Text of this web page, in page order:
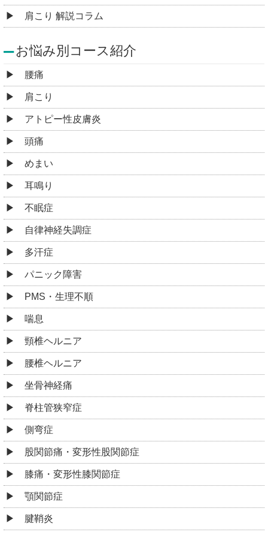
肩こり 解説コラム
お悩み別コース紹介
腰痛
肩こり
アトピー性皮膚炎
頭痛
めまい
耳鳴り
不眠症
自律神経失調症
多汗症
パニック障害
PMS・生理不順
喘息
頸椎ヘルニア
腰椎ヘルニア
坐骨神経痛
脊柱管狭窄症
側弯症
股関節痛・変形性股関節症
膝痛・変形性膝関節症
顎関節症
腱鞘炎